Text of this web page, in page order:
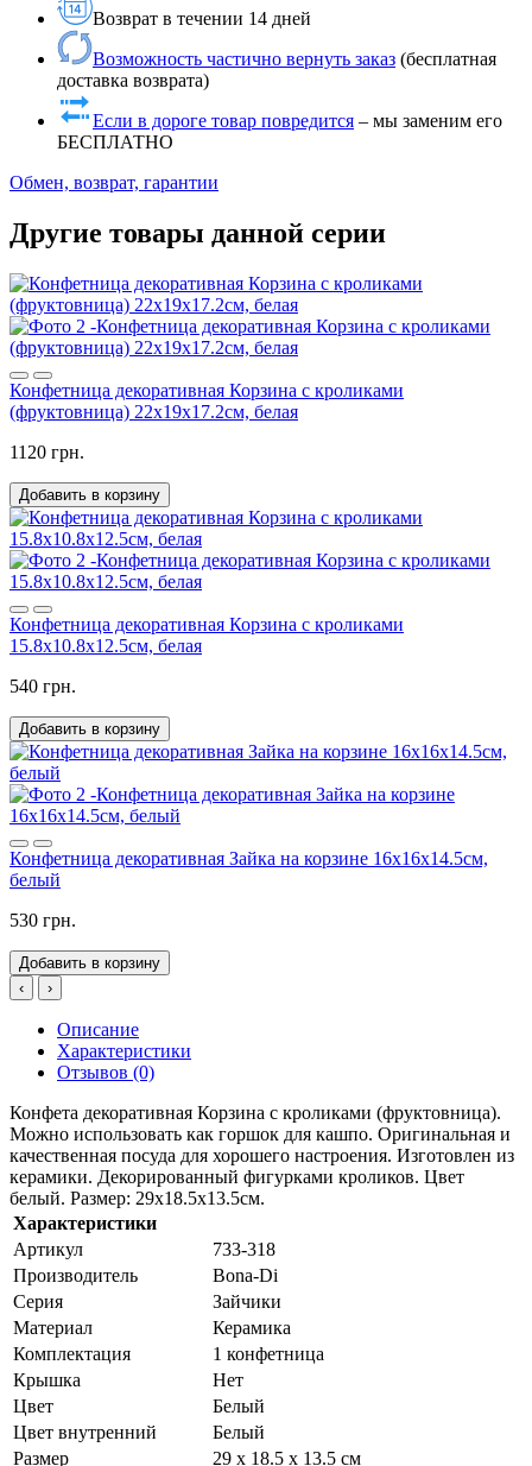
Возврат в течении 14 дней
Возможность частично вернуть заказ (бесплатная
доставка возврата)
Если в дороге товар повредится – мы заменим его
БЕСПЛАТНО
Обмен, возврат, гарантии
Другие товары данной серии
Конфетница декоративная Корзина с кроликами
(фруктовница) 22х19х17.2см, белая
1120 грн.
Добавить в корзину
Конфетница декоративная Корзина с кроликами
15.8х10.8х12.5см, белая
540 грн.
Добавить в корзину
Конфетница декоративная Зайка на корзине 16х16х14.5см,
белый
530 грн.
Добавить в корзину
‹
›
Описание
Характеристики
Отзывов (0)
Конфета декоративная Корзина с кроликами (фруктовница).
Можно использовать как горшок для кашпо. Оригинальная и
качественная посуда для хорошего настроения. Изготовлен из
керамики. Декорированный фигурками кроликов. Цвет
белый. Размер: 29х18.5х13.5см.
Характеристики
Артикул
733-318
Производитель
Bona-Di
Серия
Зайчики
Материал
Керамика
Комплектация
1 конфетница
Крышка
Нет
Цвет
Белый
Цвет внутренний
Белый
Размер
29 х 18.5 х 13.5 см